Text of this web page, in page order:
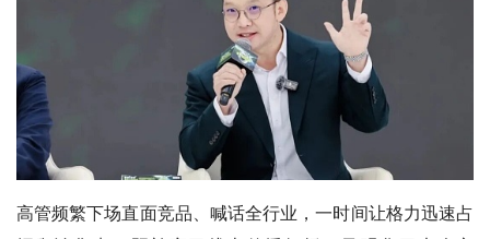
高管频繁下场直面竞品、喊话全行业，一时间让格力迅速占